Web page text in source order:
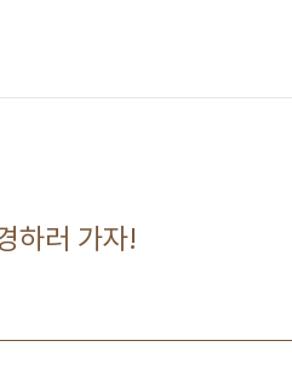
하러 가자!